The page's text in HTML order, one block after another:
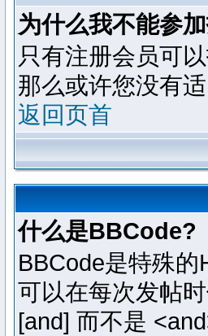
为什么我不能参
只有注册会员可
那么或许您没有
返回页首
什么是BBCode?
BBCode是特殊
可以在每次发帖
[and] 而不是